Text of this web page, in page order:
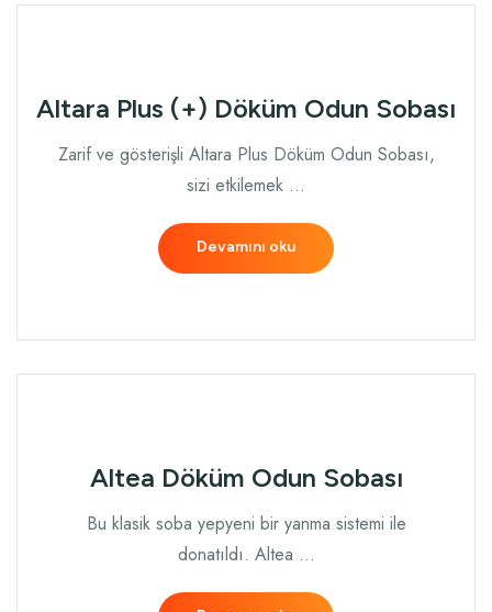
Altara Plus (+) Döküm Odun Sobası
Zarif ve gösterişli Altara Plus Döküm Odun Sobası,
sizi etkilemek …
Devamını oku
Altea Döküm Odun Sobası
Bu klasik soba yepyeni bir yanma sistemi ile
donatıldı. Altea …